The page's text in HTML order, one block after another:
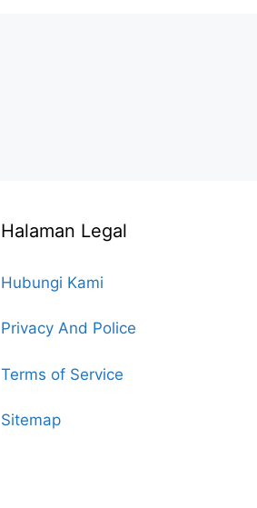
Halaman Legal
Hubungi Kami
Privacy And Police
Terms of Service
Sitemap